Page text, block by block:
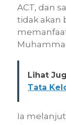
ACT, dan
tidak akan
Lihat
Tata
Ia